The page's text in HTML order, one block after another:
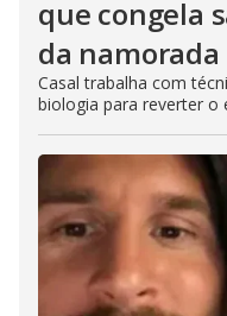
que congela
da namorada
Casal trabalha com
biologia para reverter o